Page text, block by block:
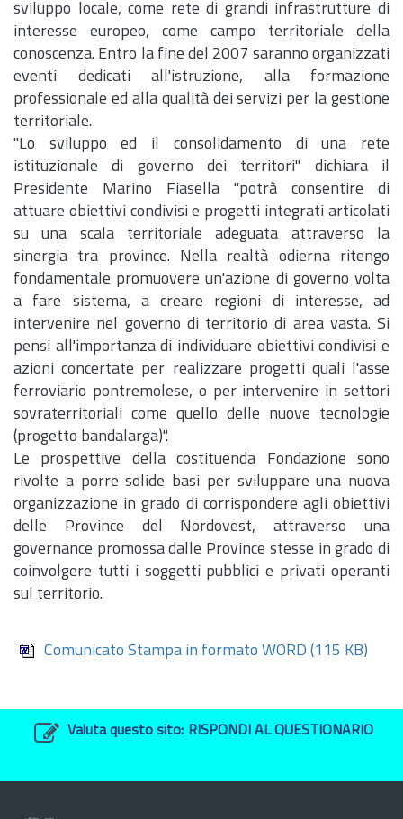
sviluppo locale, come rete di grandi infrastrutture di
interesse europeo, come campo territoriale della
conoscenza. Entro la fine del 2007 saranno organizzati
eventi dedicati all'istruzione, alla formazione
professionale ed alla qualità dei servizi per la gestione
territoriale.
"Lo sviluppo ed il consolidamento di una rete
istituzionale di governo dei territori" dichiara il
Presidente Marino Fiasella "potrà consentire di
attuare obiettivi condivisi e progetti integrati articolati
su una scala territoriale adeguata attraverso la
sinergia tra province. Nella realtà odierna ritengo
fondamentale promuovere un'azione di governo volta
a fare sistema, a creare regioni di interesse, ad
intervenire nel governo di territorio di area vasta. Si
pensi all'importanza di individuare obiettivi condivisi e
azioni concertate per realizzare progetti quali l'asse
ferroviario pontremolese, o per intervenire in settori
sovraterritoriali come quello delle nuove tecnologie
(progetto bandalarga)".
Le prospettive della costituenda Fondazione sono
rivolte a porre solide basi per sviluppare una nuova
organizzazione in grado di corrispondere agli obiettivi
delle Province del Nordovest, attraverso una
governance promossa dalle Province stesse in grado di
coinvolgere tutti i soggetti pubblici e privati operanti
sul territorio.
Comunicato Stampa in formato WORD (115 KB)
Valuta questo sito: RISPONDI AL QUESTIONARIO